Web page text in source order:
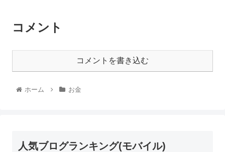
コメント
コメントを書き込む
ホーム お金
人気ブログランキング(モバイル)